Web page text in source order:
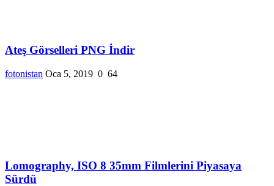
Ateş Görselleri PNG İndir
fotonistan Oca 5, 2019 0 64
Lomography, ISO 8 35mm Filmlerini Piyasaya
Sürdü